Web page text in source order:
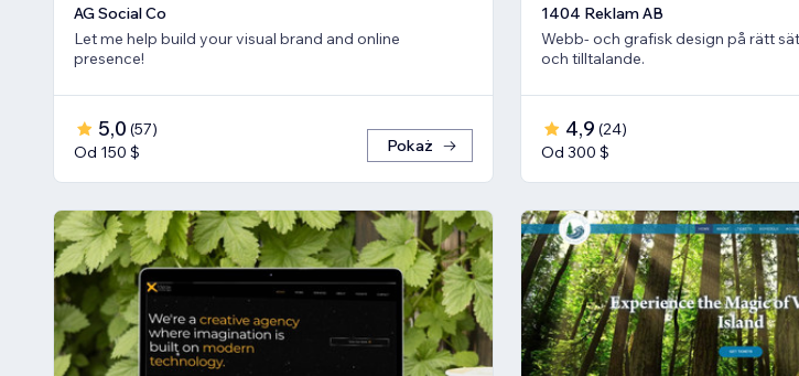
AG Social Co
Let me help build your visual brand and online
presence!
5,0 (57)
Od 150 $
Pokaż
1404 Reklam AB
Webb- och grafisk design på rätt
och tilltalande.
4,9 (24)
Od 300 $